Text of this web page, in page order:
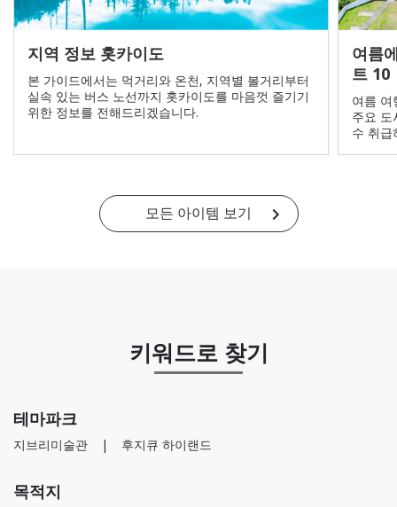
지역 정보 홋카이도
본 가이드에서는 먹거리와 온천, 지역별 볼거리부터
실속 있는 버스 노선까지 홋카이도를 마음껏 즐기기
위한 정보를 전해드리겠습니다.
여름
트 10
여름 여
주요 도
수 취급
모든 아이템 보기
키워드로 찾기
테마파크
지브리미술관 후지큐 하이랜드
목적지